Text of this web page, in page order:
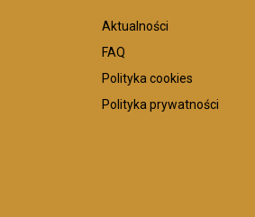
Aktualności
FAQ
Polityka cookies
Polityka prywatności